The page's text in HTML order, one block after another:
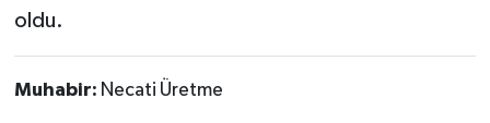
oldu.
Muhabir: Necati Üretme